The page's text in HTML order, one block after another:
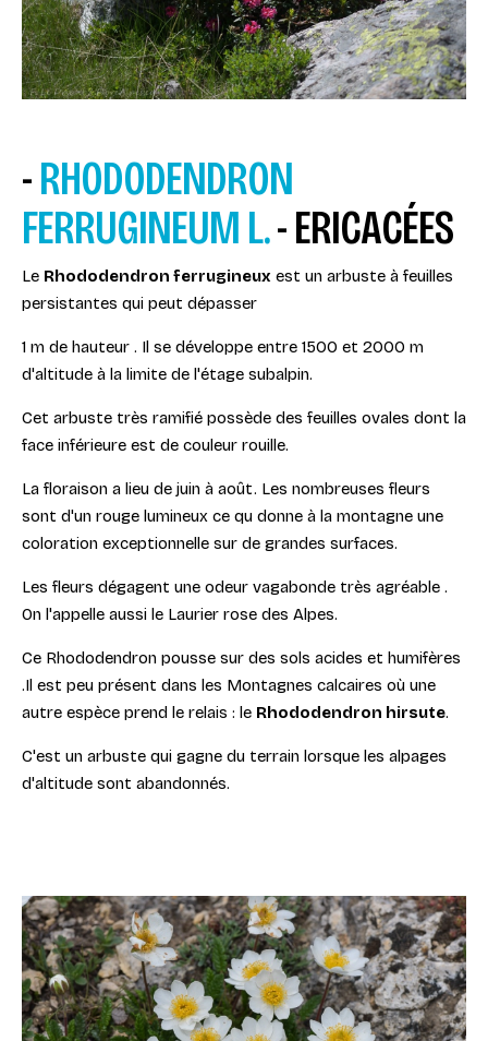
-RHODODENDRON
FERRUGINEUML.- ERICACÉES
Le Rhododendron ferrugineux est un arbuste à feuilles
persistantes qui peut dépasser
1 m de hauteur . Il se développe entre 1500 et 2000 m
d'altitude à la limite de l'étage subalpin.
Cet arbuste très ramifié possède des feuilles ovales dont la
face inférieure est de couleur rouille.
La floraison a lieu de juin à août. Les nombreuses fleurs
sont d'un rouge lumineux ce qu donne à la montagne une
coloration exceptionnelle sur de grandes surfaces.
Les fleurs dégagent une odeur vagabonde très agréable .
On l'appelle aussi le Laurier rose des Alpes.
Ce Rhododendron pousse sur des sols acides et humifères
.Il est peu présent dans les Montagnes calcaires où une
autre espèce prend le relais : le Rhododendron hirsute.
C'est un arbuste qui gagne du terrain lorsque les alpages
d'altitude sont abandonnés.